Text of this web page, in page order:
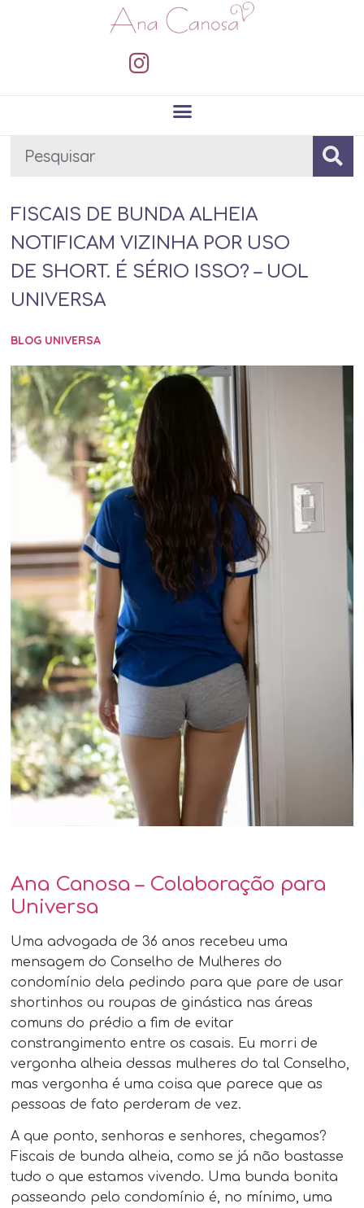
FISCAIS DE BUNDA ALHEIA
NOTIFICAM VIZINHA POR USO
DE SHORT. É SÉRIO ISSO? – UOL
UNIVERSA
BLOG UNIVERSA
Ana Canosa – Colaboração para
Universa
Uma advogada de 36 anos recebeu uma
mensagem do Conselho de Mulheres do
condomínio dela pedindo para que pare de usar
shortinhos ou roupas de ginástica nas áreas
comuns do prédio a fim de evitar
constrangimento entre os casais. Eu morri de
vergonha alheia dessas mulheres do tal Conselho,
mas vergonha é uma coisa que parece que as
pessoas de fato perderam de vez.
A que ponto, senhoras e senhores, chegamos?
Fiscais de bunda alheia, como se já não bastasse
tudo o que estamos vivendo. Uma bunda bonita
passeando pelo condomínio é, no mínimo, uma